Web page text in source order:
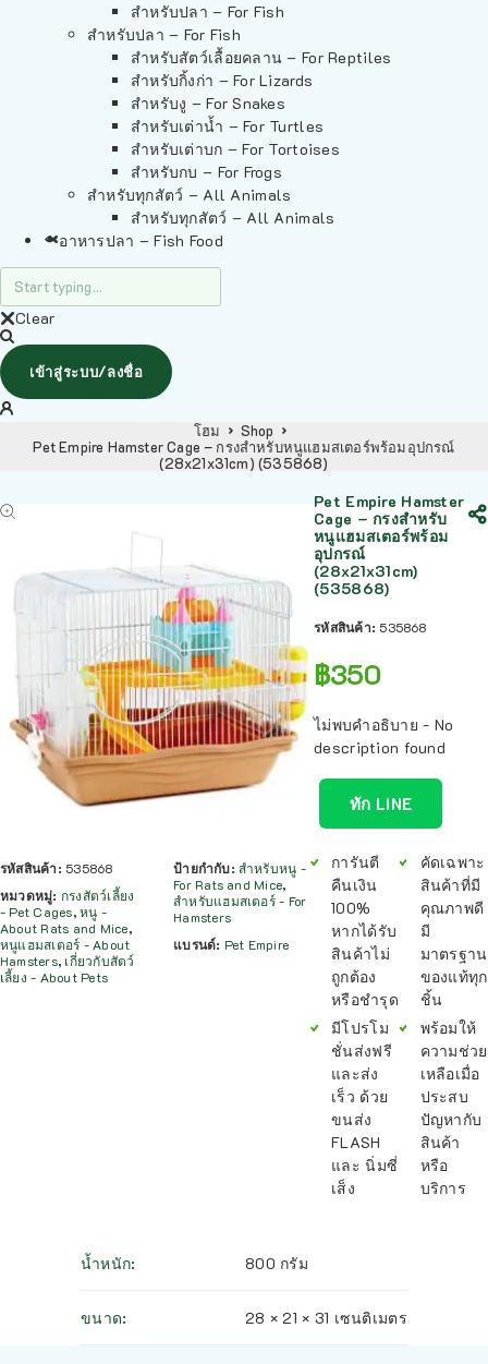
สำหรับปลา – For Fish
สำหรับปลา – For Fish
สำหรับสัตว์เลื้อยคลาน – For Reptiles
สำหรับกิ้งก่า – For Lizards
สำหรับงู – For Snakes
สำหรับเต่าน้ำ – For Turtles
สำหรับเต่าบก – For Tortoises
สำหรับกบ – For Frogs
สำหรับทุกสัตว์ – All Animals
สำหรับทุกสัตว์ – All Animals
อาหารปลา – Fish Food
Clear
เข้าสู่ระบบ/ลงชื่อ
โฮม
Shop
Pet Empire Hamster Cage – กรงสำหรับหนูแฮมสเตอร์พร้อมอุปกรณ์
(28x21x31cm) (535868)
รหัสสินค้า: 535868
หมวดหมู่: กรงสัตว์เลี้ยง
- Pet Cages,หนู -
About Rats and Mice,
หนูแฮมสเตอร์ - About
Hamsters, เกี่ยวกับสัตว์
เลี้ยง - About Pets
ป้ายกำกับ: สำหรับหนู -
For Rats and Mice,
สำหรับแฮมสเตอร์ - For
Hamsters
แบรนด์: Pet Empire
Pet Empire Hamster
Cage – กรงสำหรับ
หนูแฮมสเตอร์พร้อม
อุปกรณ์
(28x21x31cm)
(535868)
รหัสสินค้า: 535868
฿350
ไม่พบคำอธิบาย - No
description found
ทัก LINE
การันตี
คืนเงิน
100%
หากได้รับ
สินค้าไม่
ถูกต้อง
หรือชำรุด
มีโปรโม
ชั่นส่งฟรี
และส่ง
เร็ว ด้วย
ขนส่ง
FLASH
และ นิ่มซี่
เส็ง
คัดเฉพาะ
สินค้าที่มี
คุณภาพดี
มี
มาตรฐาน
ของแท้ทุก
ชิ้น
พร้อมให้
ความช่วย
เหลือเมื่อ
ประสบ
ปัญหากับ
สินค้า
หรือ
บริการ
น้ำหนัก 800 กรัม
ขนาด 28 × 21 × 31 เซนติเมตร